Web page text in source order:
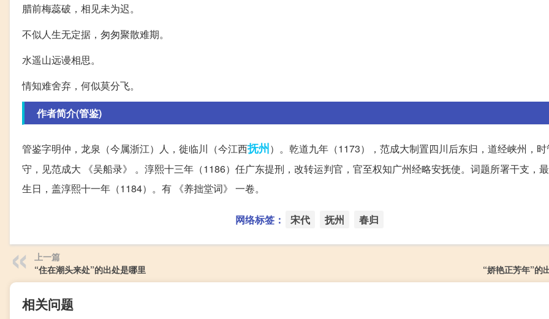
腊前梅蕊破，相见未为迟。
不似人生无定据，匆匆聚散难期。
水遥山远谩相思。
情知难舍弃，何似莫分飞。
作者简介(管鉴)
管鉴字明仲，龙泉（今属浙江）人，徙临川（今江西抚州）。乾道九年（1173），范成大制置四川后东归，道经峡州，
守，见范成大 《吴船录》 。淳熙十三年（1186）任广东提刑，改转运判官，官至权知广州经略安抚使。词题所署干支，
生日，盖淳熙十一年（1184）。有 《养拙堂词》 一卷。
网络标签： 宋代 抚州 春归
上一篇
“住在潮头来处”的出处是哪里
“娇艳正芳年”的
相关问题